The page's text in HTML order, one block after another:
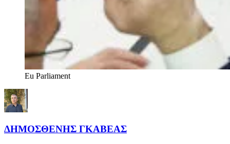
Eu Parliament
ΔΗΜΟΣΘΕΝΗΣ ΓΚΑΒΕΑΣ